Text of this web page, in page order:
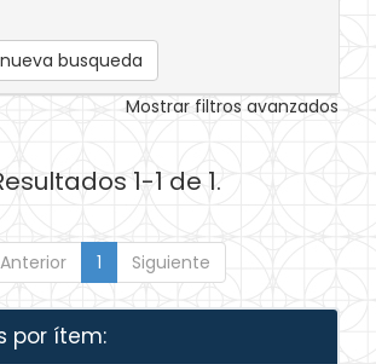
busqueda
Mostrar filtros avanzados
1-1 de 1.
Anterior 1 Siguiente
por ítem: